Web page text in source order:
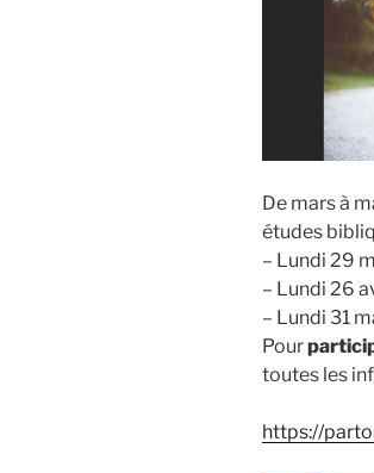
De mars à
études
– Lundi 29
– Lundi 26
– Lundi 31
Pour
toutes les
https://